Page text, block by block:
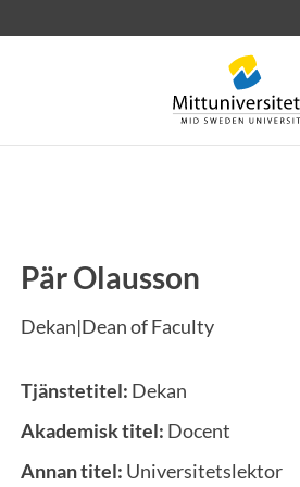
PersonalLediga jobb
Pär Olausson
Dekan|Dean of Faculty
Tjänstetitel: Dekan
Akademisk titel: Docent
Annan titel: Universitetslektor